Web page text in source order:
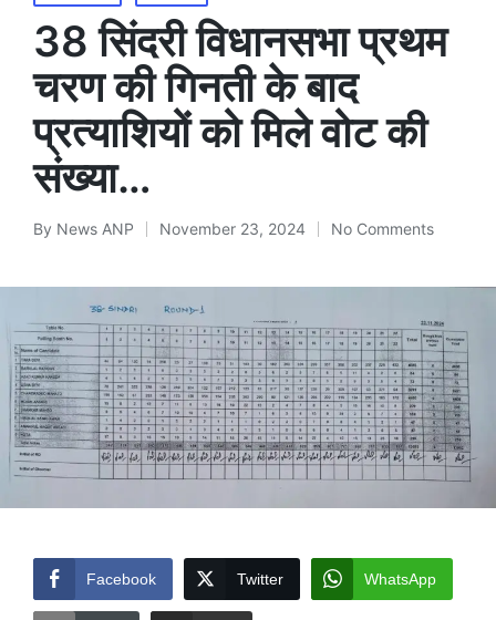
in
38 सिंदरी विधानसभा प्रथम
चरण की गिनती के बाद
प्रत्याशियों को मिले वोट की
संख्या…
Posted
By News ANP November 23, 2024 No Comments
Facebook Twitter WhatsApp